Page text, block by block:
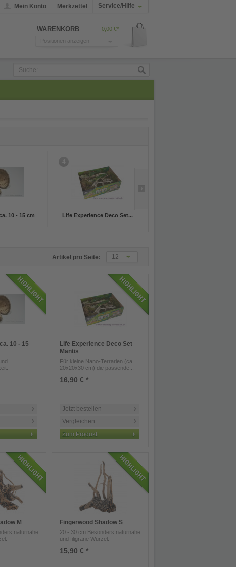
Mein Konto Merkzettel Service/Hilfe
WARENKORB
0,00 €*
Positionen anzeigen
10 - 15 cm Life Experience Deco Set...
Artikel pro Seite: 12
10 - 15
Life Experience Deco Set
Mantis
Für kleine Nano-Terrarien (ca.
20x20x30 cm) die passende...
16,90 € *
Jetzt bestellen
Vergleichen
Zum Produkt
M
naturnahe
Fingerwood Shadow S
20 - 30 cm Besonders naturnahe
und filigrane Wurzel.
15,90 € *